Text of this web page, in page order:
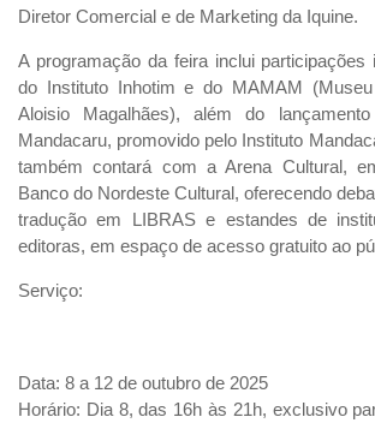
Diretor Comercial e de Marketing da Iquine.
A programação da feira inclui participações
do Instituto Inhotim e do MAMAM
Aloisio Magalhães), além do
Mandacaru, promovido pelo Instituto
também contará com a Arena Cultural,
Banco do Nordeste Cultural, oferecendo
tradução em LIBRAS e estandes de
editoras, em espaço de acesso gratuito ao
Serviço:
Data: 8 a 12 de outubro de 2025
Horário: Dia 8, das 16h às 21h, exclusivo